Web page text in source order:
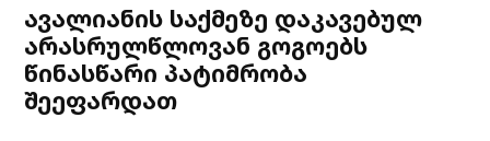
ავალიანის საქმეზე დაკავებულ
არასრულწლოვან გოგოებს
წინასწარი პატიმრობა
შეეფარდათ